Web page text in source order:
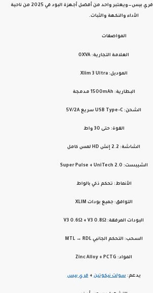
فري بيس —ويعتبر واحد من أفضل أجهزة البود في 2025 من ناحية
الأداء والنكهة والثبات.
المواصفات
العلامة التجارية:
الموديل: Xlim 3 Ultra
البطارية:
الشحن:
القوة: حتى 30 واط
الشاشة:
الشيبست:
الأنماط: تحكم ذكي بالواط
التوافق: جميع بودات XLIM
البودات المرفقة:
السحب: التحكم الجانبي MTL → RDL
المواد:
يدعم: سولت نيكوتين+فري بيس